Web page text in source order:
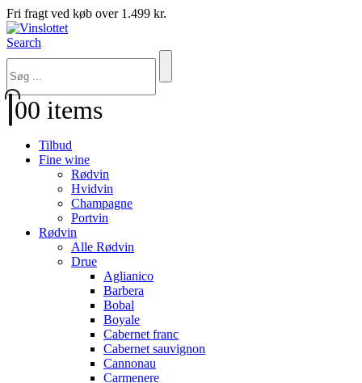
Fri fragt ved køb over 1.499 kr.
Search
00 items
Tilbud
Fine wine
Rødvin
Hvidvin
Champagne
Portvin
Rødvin
Alle Rødvin
Drue
Aglianico
Barbera
Bobal
Boyale
Cabernet franc
Cabernet sauvignon
Cannonau
Carmenere